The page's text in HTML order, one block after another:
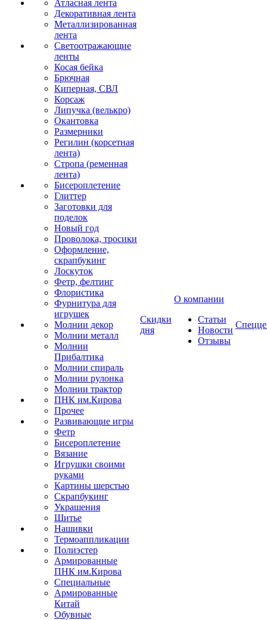
Атласная лента
Декоративная лента
Металлизированная
лента
Светоотражающие
ленты
Косая бейка
Брючная
Киперная, СВЛ
Корсаж
Липучка (велькро)
Окантовка
Размерники
Регилин (корсетная
лента)
Стропа (ременная
лента)
Бисероплетение
Глиттер
Заготовки для
поделок
Новый год
Проволока, тросики
Оформление,
скрапбукинг
Лоскуток
Фетр, фелтинг
Флористика
Фурнитура для
игрушек
Молнии декор
Молнии металл
Молнии
Прибалтика
Молнии спираль
Молнии рулонка
Молнии трактор
ПНК им.Кирова
Прочее
Развивающие игры
Фетр
Бисероплетение
Вязание
Игрушки своими
руками
Картины шерстью
Скрапбукинг
Украшения
Шитье
Нашивки
Термоаппликации
Полиэстер
Армированные
ПНК им.Кирова
Специальные
Армированные
Китай
Обувные
Скидки
дня
О компании
Статьи
Новости
Отзывы